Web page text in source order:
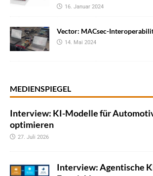
16. Januar 2024
Vector: MACsec-
14. Mai 2024
MEDIENSPIEGEL
Interview: KI-Modelle für
optimieren
27. Juli 2026
Interview: Agentische